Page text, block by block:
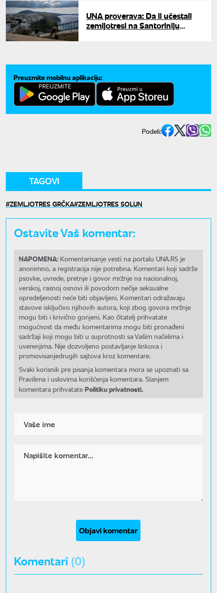
UNA proverava: Da li učestali
zemljotresi na Santoriniju
Preuzmite mobilnu aplikaciju:
Podeli:
TAGOVI
ZEMLJOTRES GRČKA ZEMLJOTRES SOLUN
Ostavite Vaš komentar:
NAPOMENA: Komentarisanje vesti na portalu UNA.RS je
anonimno, a registracija nije potrebna. Komentari koji sadrže
psovke, uvrede, pretnje i govor mržnje na nacionalnoj,
verskoj, rasnoj osnovi ili povodom nečije seksualne
opredeljenosti neće biti objavljeni. Komentari odražavaju
stavove isključivo njihovih autora, koji zbog govora mržnje
mogu biti i krivično gonjeni. Kao čitatelj prihvatate
mogućnost da među komentarima mogu biti pronađeni
sadržaji koji mogu biti u suprotnosti sa Vašim načelima i
uverenjima. Nije dozvoljeno postavljanje linkova i
promovisanjedrugih sajtova kroz komentare.
Svaki korisnik pre pisanja komentara mora se upoznati sa
Pravilima i uslovima korišćenja komentara. Slanjem
komentara prihvatate Politiku privatnosti.
Objavi komentar
Komentari (0)